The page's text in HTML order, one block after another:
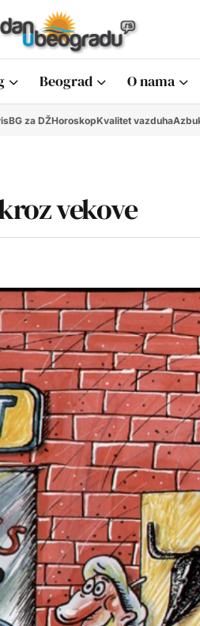
Beograd O nama
BG za DŽHoroskopKvalitet vazduha
vekove